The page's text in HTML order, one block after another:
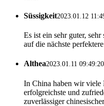
Süssigkeit2023.01.12
Es ist ein sehr guter, sehr
auf die nächste
Althea2023.01.11 09:49:20
In China haben wir viele
erfolgreichste und
zuverlässiger